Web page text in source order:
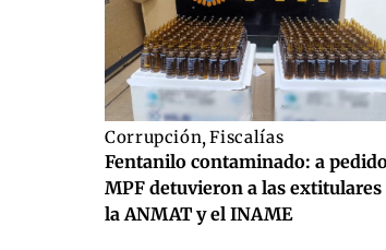
Corrupción,Fiscalías
Fentanilo contaminado: a
MPF detuvieron a las extitulares
la ANMAT y el INAME